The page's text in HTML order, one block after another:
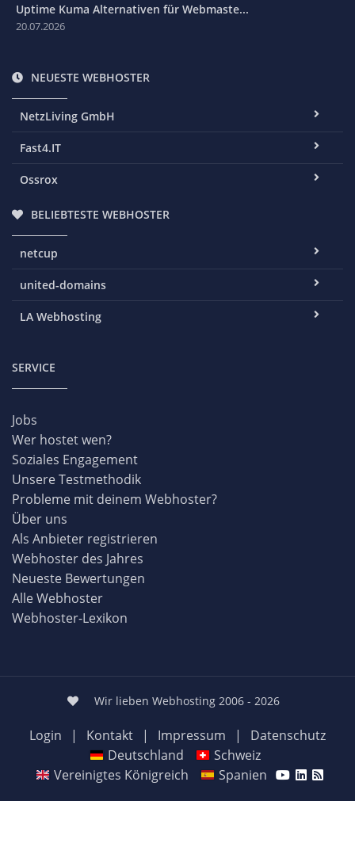
Uptime Kuma Alternativen für Webmaste...
20.07.2026
NEUESTE WEBHOSTER
NetzLiving GmbH
Fast4.IT
Ossrox
BELIEBTESTE WEBHOSTER
netcup
united-domains
LA Webhosting
SERVICE
Jobs
Wer hostet wen?
Soziales Engagement
Unsere Testmethodik
Probleme mit deinem Webhoster?
Über uns
Als Anbieter registrieren
Webhoster des Jahres
Neueste Bewertungen
Alle Webhoster
Webhoster-Lexikon
Wir lieben Webhosting 2006 - 2026
Login | Kontakt | Impressum |
Datenschutz
Deutschland
Schweiz
Vereinigtes Königreich
Spanien